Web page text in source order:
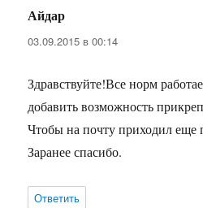
Айдар
03.09.2015 в 00:14
Здравствуйте!Все норм
добавить возможность
Чтобы на почту приходил
Заранее спасибо.
Ответить